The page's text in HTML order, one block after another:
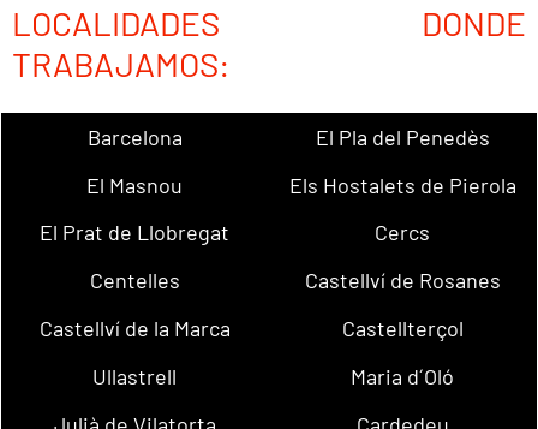
LOCALIDADES DONDE
TRABAJAMOS:
Barcelona
El Pla del Penedès
El Masnou
Els Hostalets de Pierola
El Prat de Llobregat
Cercs
Centelles
Castellví de Rosanes
Castellví de la Marca
Castellterçol
Ullastrell
Maria d´Oló